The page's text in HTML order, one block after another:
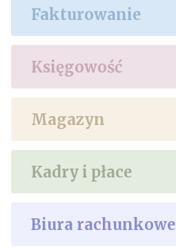
Fakturowanie
Księgowość
Magazyn
Kadry i płace
Biura rachunkowe